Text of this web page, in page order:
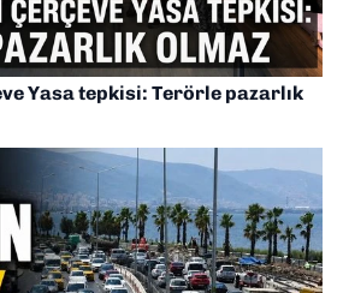
Yasa tepkisi: Terörle pazarlık